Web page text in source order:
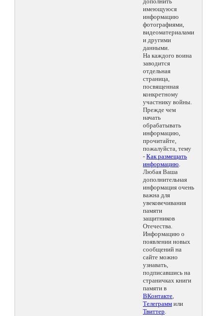
имеющуюся
информацию
фотографиями,
видеоматериалами
и другими
данными.
На каждого воина
заводится
отдельная
страница,
посвященная
конкретному
участнику войны.
Прежде чем
начать
обрабатывать
информацию,
прочитайте,
пожалуйста, тему
- Как размещать
информацию.
Любая Ваша
дополнительная
информация очень
важна для
увековечивания
памяти
защитников
Отечества.
Информацию о
появлении новых
сообщений на
сайте можно
узнавать,
подписавшись на
страничках книги
памяти в
ВКонтакте,
Телеграмм или
Твиттер.